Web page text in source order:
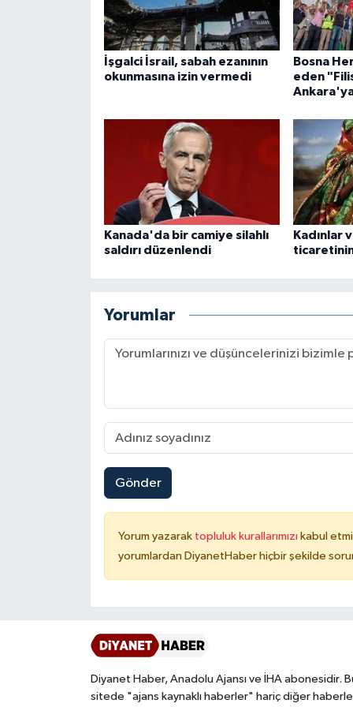
İşgalci İsrail, sabah ezanının
okunmasına izin vermedi
Bosna
eden
Kanada'da bir camiye silahlı
saldırı düzenlendi
Kadınlar
Yorumlar
Gönder
Yorum yazarak topluluk kurallarımızı kabul
yorumlardan DiyanetHaber hiçbir şekilde
Diyanet Haber, Anadolu Ajansı ve İHA abonesidir.
sitede "ajans kaynaklı haberler" hariç diğer
Gümüşhane Müftülüğü
Hakkari Müftülüğü
İstanbul Müftülüğü
İzmir Müftülüğü
Karabük Müftülüğü
Kastamonu Müftülüğü
Kayseri Müftülüğü
Kilis Müftülüğü
Kırıkkale Müftülüğü
Kırşehir Müftülüğü
Kocaeli Müftülüğü